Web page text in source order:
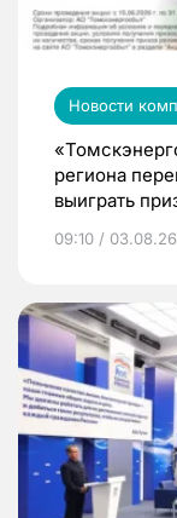
Новости
региона
выиграть
09:10 / 03.08.26